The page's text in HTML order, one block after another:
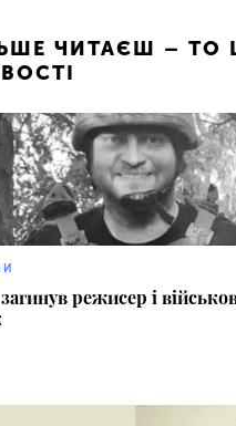
ЧИТАЄШ – ТО
режисер і